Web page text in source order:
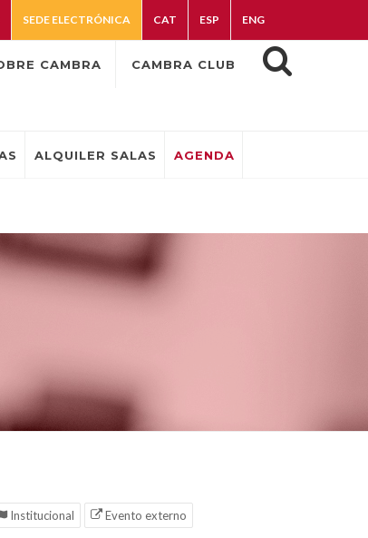
SEDE ELECTRÓNICA CAT ESP ENG
CAMBRA CAMBRA CLUB
ALQUILER SALAS AGENDA
Institucional
Evento externo